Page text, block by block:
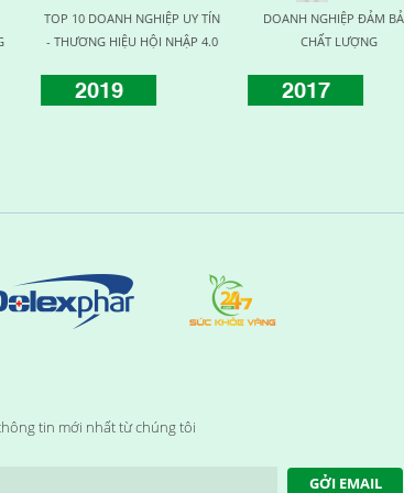
NHÀ CUNG CẤP UY TÍN CHẤT
LƯỢNG
2014
THƯƠNG HIỆU UY TÍN VÌ SỨC
KHỎE
2015
tin mới nhất từ chúng tôi
GỞI EMAIL